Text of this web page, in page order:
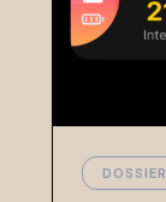
DOSSIER